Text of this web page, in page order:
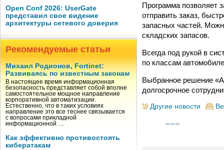
Open Conf 2026: UserGate
представил свое видение
архитектуры сетевого доверия
Рекомендуемые статьи
Михаил Родионов, Fortinet:
Развиваясь по известным законам
В настоящее время информационная
безопасность представляет собой вполне
самостоятельное мощное направление
корпоративной автоматизации.
Естественно, что в таких условиях
направление это все теснее связывается
с вопросами прикладной
информационной …
Как эффективно противостоять
кибератакам
Программа позволяет
отправить заказ,
запасных частей.
складских запасов.
Всегда под рукой в
по классам
Выбранное решение
долгосрочное
Другие новости